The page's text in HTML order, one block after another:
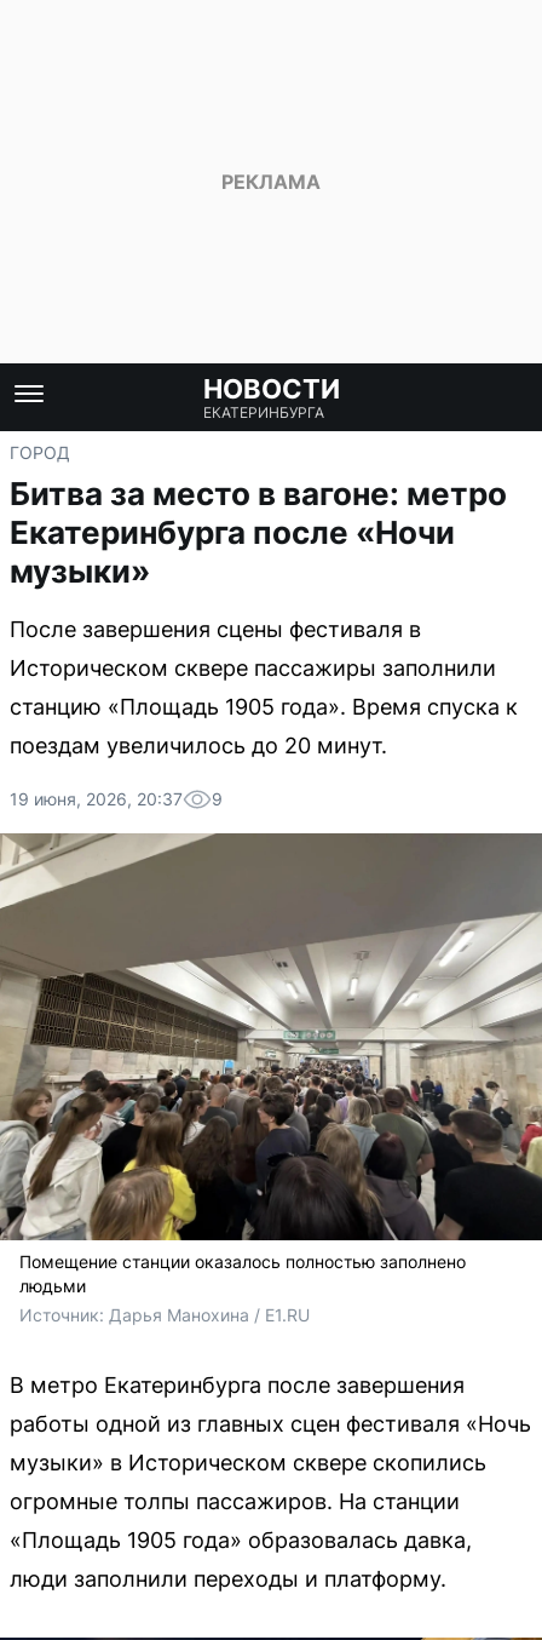
НОВОСТИ
ЕКАТЕРИНБУРГА
ГОРОД
Битва за место в вагоне: метро
Екатеринбурга после «Ночи
музыки»
После завершения сцены фестиваля в
Историческом сквере пассажиры заполнили
станцию «Площадь 1905 года». Время спуска к
поездам увеличилось до 20 минут.
19 июня, 2026, 20:37 9
Помещение станции оказалось полностью заполнено
людьми
Источник: Дарья Манохина / E1.RU
В метро Екатеринбурга после завершения
работы одной из главных сцен фестиваля «Ночь
музыки» в Историческом сквере скопились
огромные толпы пассажиров. На станции
«Площадь 1905 года» образовалась давка,
люди заполнили переходы и платформу.